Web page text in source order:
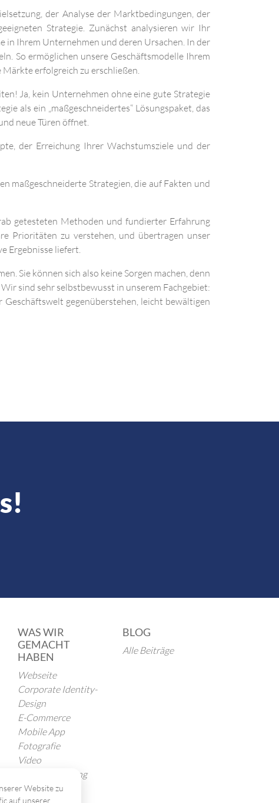
Website zu
auf unserer
der Analyse der Marktbedingungen, der
Strategie. Zunächst analysieren wir Ihr
in Ihrem Unternehmen und deren Ursachen. In der
So ermöglichen unsere Geschäftsmodelle Ihrem
erfolgreich zu erschließen.
Ja, kein Unternehmen ohne eine gute Strategie
als ein „maßgeschneidertes“ Lösungspaket, das
neue Türen öffnet.
der Erreichung Ihrer Wachstumsziele und der
maßgeschneiderte Strategien, die auf Fakten und
getesteten Methoden und fundierter Erfahrung
Prioritäten zu verstehen, und übertragen unser
Ergebnisse liefert.
Sie können sich also keine Sorgen machen, denn
sind sehr selbstbewusst in unserem Fachgebiet:
gegenüberstehen, leicht bewältigen
WAS WIR
GEMACHT
HABEN
Webseite
Corporate Identity-
Design
E-Commerce
Mobile App
Fotografie
Video
Internetwerbung
BLOG
Alle Beiträge